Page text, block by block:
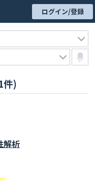
ログイン/登録
件)
解析